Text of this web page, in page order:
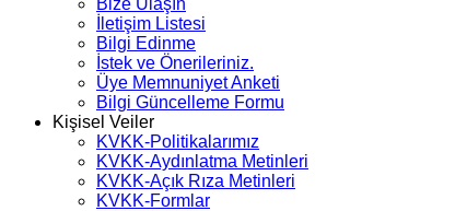
İletişim Listesi
Bilgi Edinme
İstek ve Önerileriniz.
Üye Memnuniyet Anketi
Bilgi Güncelleme Formu
Kişisel Veiler
KVKK-Politikalarımız
KVKK-Aydınlatma Metinleri
KVKK-Açık Rıza Metinleri
KVKK-Formlar